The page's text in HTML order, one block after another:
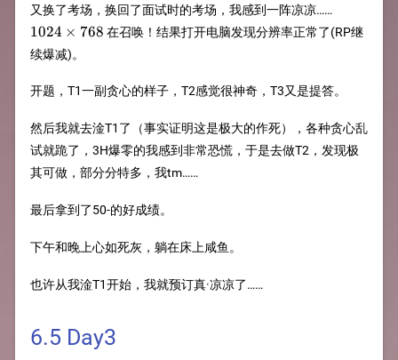
又换了考场，换回了面试时的考场，我感到一阵凉凉……
768
1024 × 768 在召唤！结果打开电脑发现分辨率正常了(RP继
续爆减)。
开题，T1一副贪心的样子，T2感觉很神奇，T3又是提答。
然后我就去淦T1了（事实证明这是极大的作死），各种贪心乱
试就跪了，3H爆零的我感到非常恐慌，于是去做T2，发现极
其可做，部分分特多，我tm……
最后拿到了50-的好成绩。
下午和晚上心如死灰，躺在床上咸鱼。
也许从我淦T1开始，我就预订真·凉凉了……
6.5 Day3